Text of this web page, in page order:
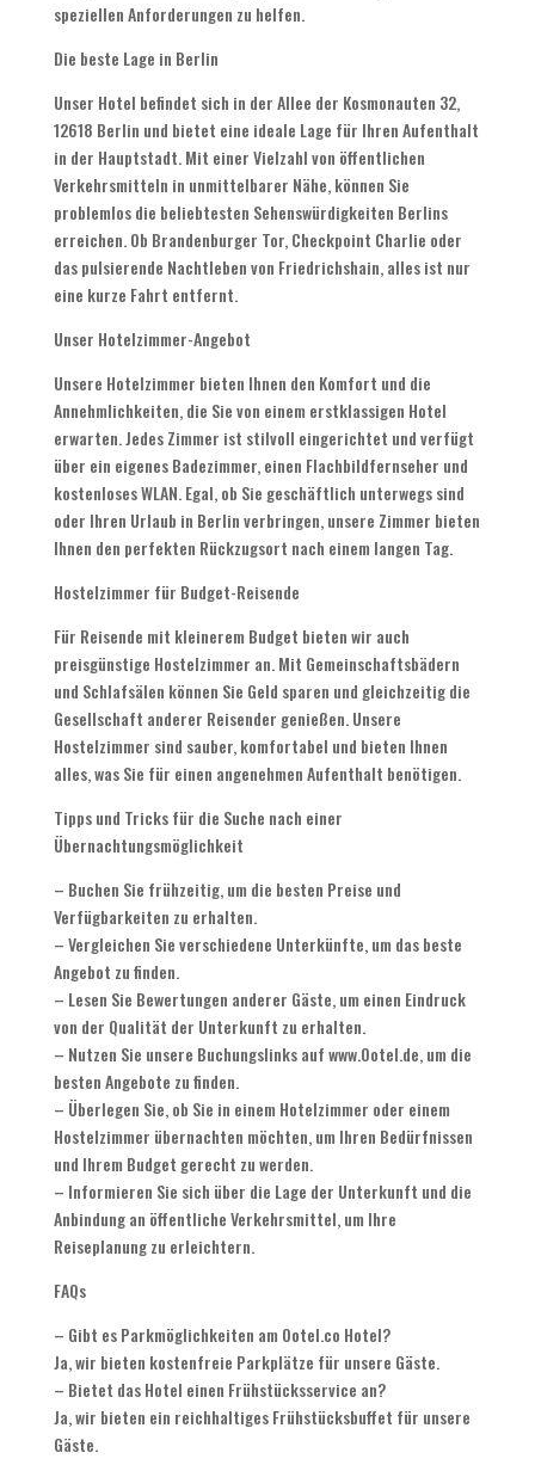
speziellen Anforderungen zu helfen.
Die beste Lage in Berlin
Unser Hotel befindet sich in der Allee der Kosmonauten 32,
12618 Berlin und bietet eine ideale Lage für Ihren Aufenthalt
in der Hauptstadt. Mit einer Vielzahl von öffentlichen
Verkehrsmitteln in unmittelbarer Nähe, können Sie
problemlos die beliebtesten Sehenswürdigkeiten Berlins
erreichen. Ob Brandenburger Tor, Checkpoint Charlie oder
das pulsierende Nachtleben von Friedrichshain, alles ist nur
eine kurze Fahrt entfernt.
Unser Hotelzimmer-Angebot
Unsere Hotelzimmer bieten Ihnen den Komfort und die
Annehmlichkeiten, die Sie von einem erstklassigen Hotel
erwarten. Jedes Zimmer ist stilvoll eingerichtet und verfügt
über ein eigenes Badezimmer, einen Flachbildfernseher und
kostenloses WLAN. Egal, ob Sie geschäftlich unterwegs sind
oder Ihren Urlaub in Berlin verbringen, unsere Zimmer bieten
Ihnen den perfekten Rückzugsort nach einem langen Tag.
Hostelzimmer für Budget-Reisende
Für Reisende mit kleinerem Budget bieten wir auch
preisgünstige Hostelzimmer an. Mit Gemeinschaftsbädern
und Schlafsälen können Sie Geld sparen und gleichzeitig die
Gesellschaft anderer Reisender genießen. Unsere
Hostelzimmer sind sauber, komfortabel und bieten Ihnen
alles, was Sie für einen angenehmen Aufenthalt benötigen.
Tipps und Tricks für die Suche nach einer
Übernachtungsmöglichkeit
– Buchen Sie frühzeitig, um die besten Preise und
Verfügbarkeiten zu erhalten.
– Vergleichen Sie verschiedene Unterkünfte, um das beste
Angebot zu finden.
– Lesen Sie Bewertungen anderer Gäste, um einen Eindruck
von der Qualität der Unterkunft zu erhalten.
– Nutzen Sie unsere Buchungslinks auf www.Ootel.de, um die
besten Angebote zu finden.
– Überlegen Sie, ob Sie in einem Hotelzimmer oder einem
Hostelzimmer übernachten möchten, um Ihren Bedürfnissen
und Ihrem Budget gerecht zu werden.
– Informieren Sie sich über die Lage der Unterkunft und die
Anbindung an öffentliche Verkehrsmittel, um Ihre
Reiseplanung zu erleichtern.
FAQs
– Gibt es Parkmöglichkeiten am Ootel.co Hotel?
Ja, wir bieten kostenfreie Parkplätze für unsere Gäste.
– Bietet das Hotel einen Frühstücksservice an?
Ja, wir bieten ein reichhaltiges Frühstücksbuffet für unsere
Gäste.